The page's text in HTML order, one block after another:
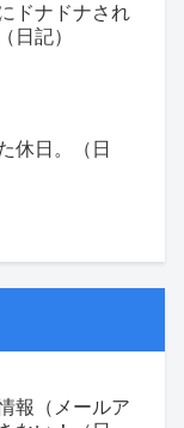
ドナドナされ
日記）
休日。（日
報（メールア